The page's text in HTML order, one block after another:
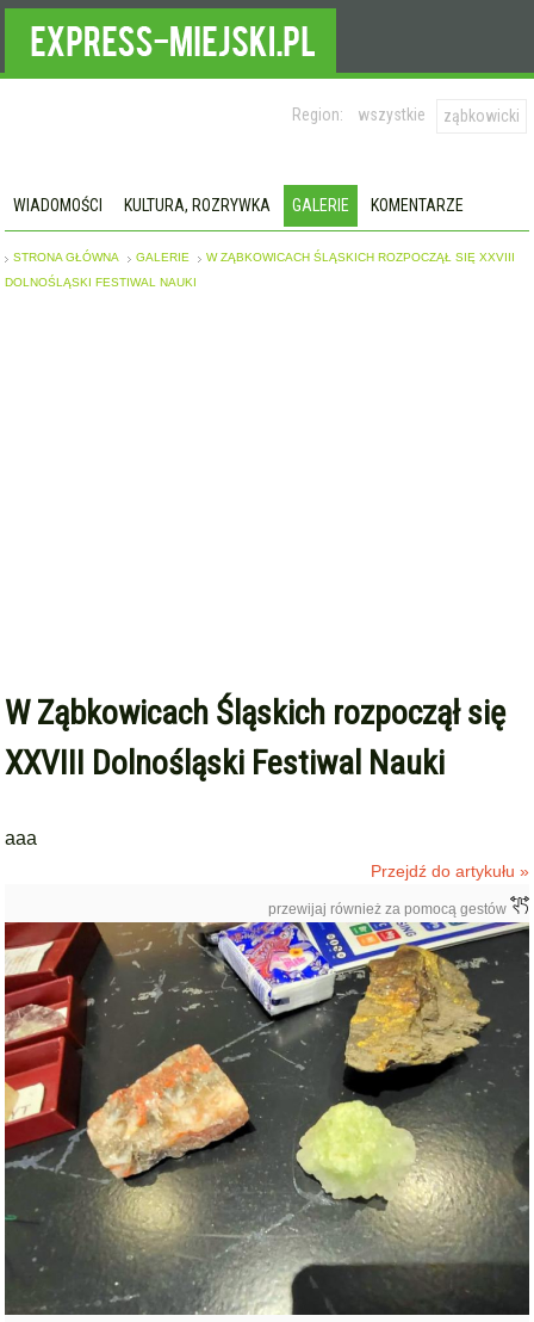
Region: wszystkie ząbkowicki
WIADOMOŚCI KULTURA, ROZRYWKA GALERIE KOMENTARZE
STRONA GŁÓWNA GALERIE
W ZĄBKOWICACH ŚLĄSKICH ROZPOCZĄŁ SIĘ XXVIII
DOLNOŚLĄSKI FESTIWAL NAUKI
W Ząbkowicach Śląskich rozpoczął się
XXVIII Dolnośląski Festiwal Nauki
aaa
Przejdź do artykułu »
przewijaj również za pomocą gestów